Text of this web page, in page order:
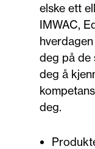
elske ett
IMWAC,
deg på de
deg å
deg.